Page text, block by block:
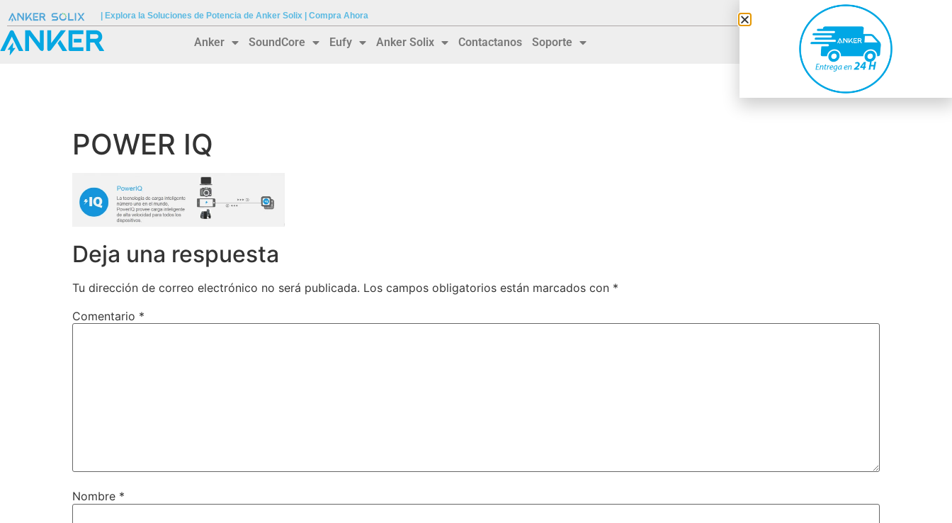
| Explora la Soluciones de Potencia de Anker Solix | Compra Ahora
Anker SoundCore Eufy Anker Solix Contactanos Soporte
POWER IQ
Deja una respuesta
Tu dirección de correo electrónico no será publicada. Los campos obligatorios están marcados con *
Comentario *
Nombre *